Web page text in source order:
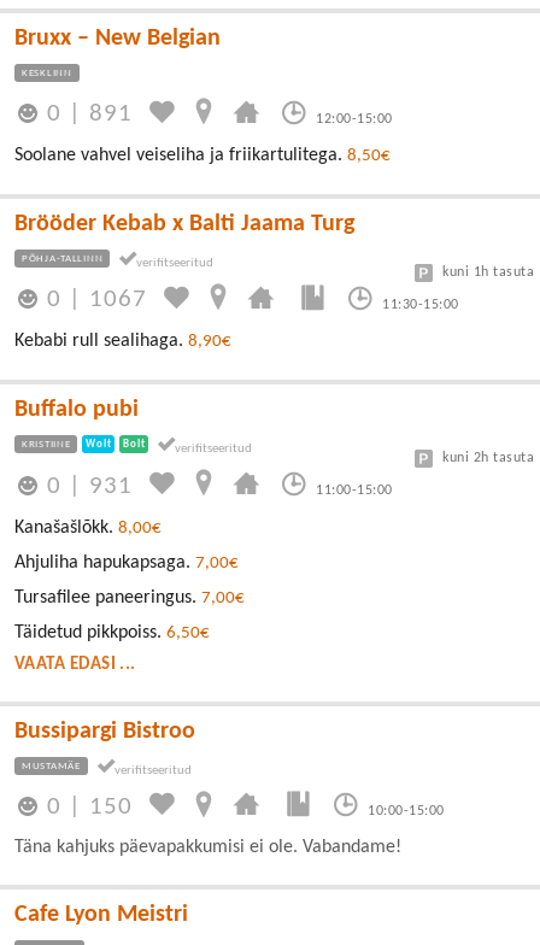
Bruxx – New Belgian
KESKLINN
0 891 12:00-15:00
Soolane vahvel veiseliha ja friikartulitega. 8,50€
Brööder Kebab x Balti Jaama Turg
PÕHJA-TALLINN
0 1067 11:30-15:00
kuni 1h tasuta
Kebabi rull sealihaga. 8,90€
Buffalo pubi
KRISTIINE Wolt Bolt
0 931 11:00-15:00
kuni 2h tasuta
Kanašašlõkk. 8,00€
Ahjuliha hapukapsaga. 7,00€
Tursafilee paneeringus. 7,00€
Täidetud pikkpoiss. 6,50€
VAATA EDASI ...
Bussipargi Bistroo
MUSTAMÄE
0 150 10:00-15:00
Täna kahjuks päevapakkumisi ei ole. Vabandame!
Cafe Lyon Meistri